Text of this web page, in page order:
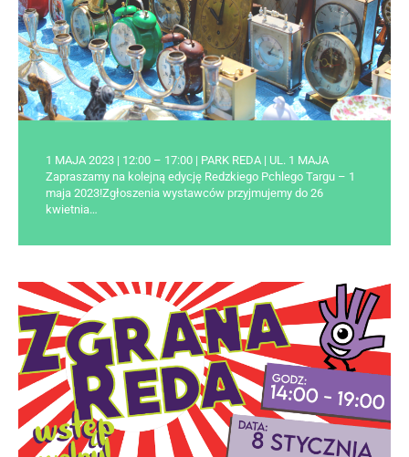
1 MAJA 2023 | 12:00 – 17:00 | PARK REDA | UL. 1 MAJA
Zapraszamy na kolejną edycję Redzkiego Pchlego Targu – 1
maja 2023!Zgłoszenia wystawców przyjmujemy do 26
kwietnia…